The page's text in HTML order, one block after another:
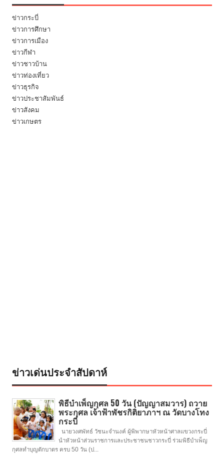
ข่าวกระบี่
ข่าวการศึกษา
ข่าวการเมือง
ข่าวกีฬา
ข่าวชาวบ้าน
ข่าวท่องเที่ยว
ข่าวธุรกิจ
ข่าวประชาสัมพันธ์
ข่าวสังคม
ข่าวเกษตร
ข่าวเด่นประจำสัปดาห์
พิธีบำเพ็ญกุศล 50 วัน (ปัญญาสมวาร) ถวาย
พระกุศล เจ้าฟ้าพัชรกิติยาภาฯ ณ วัดบางโทง
กระบี่
นายวงศพัทธ์ วัชนะจำนงค์ ผู้พิพากษาหัวหน้าศาลแขวงกระบี่
นำหัวหน้าส่วนราชการและประชาชนชาวกระบี่ ร่วมพิธีบำเพ็ญ
กุศลทำบุญตักบาตร ครบ 50 วัน (ป...